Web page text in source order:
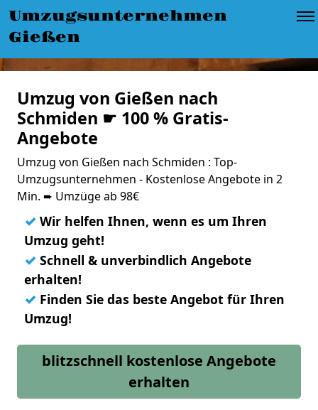
Umzugsunternehmen
Gießen
Umzug von Gießen nach
Schmiden ☛ 100 % Gratis-
Angebote
Umzug von Gießen nach Schmiden : Top-
Umzugsunternehmen - Kostenlose Angebote in 2
Min. ➨ Umzüge ab 98€
✓ Wir helfen Ihnen, wenn es um Ihren
Umzug geht!
✓ Schnell & unverbindlich Angebote
erhalten!
✓ Finden Sie das beste Angebot für Ihren
Umzug!
blitzschnell kostenlose Angebote
erhalten